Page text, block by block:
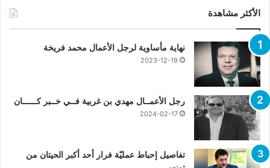
الأكثر مشاهدة
نهاية مأساوية لرجل الأعمال محمد فريخة
2023-12-19
رجل الأعمــال مهدي بن غربية فــي خــبر كــــــان
2024-02-17
تفاصيل إحباط عمليّة فرار أحد أكبر الحيتان من